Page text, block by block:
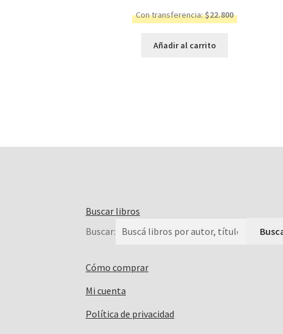
Con transferencia:$22.800
Añadir al carrito
Buscar libros
Buscar:
Cómo comprar
Mi cuenta
Política de privacidad